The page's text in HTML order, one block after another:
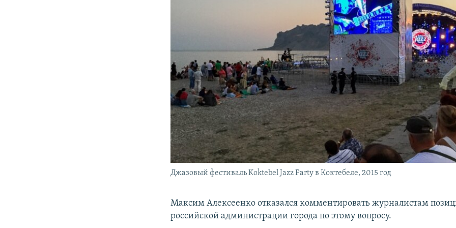
Джазовый фестиваль Koktebel Jazz Party в Коктебеле, 2015 год
Максим Алексеенко отказался комментировать журналистам
российской администрации города по этому вопросу.